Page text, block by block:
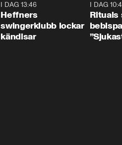
I DAG 13:46
Heffners
swingerklubb lockar
kändisar
I DAG
Rituals